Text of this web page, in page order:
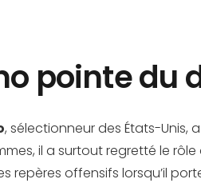
pointe du
, sélectionneur des États-Unis,
il a surtout regretté le
repères offensifs lorsqu’il